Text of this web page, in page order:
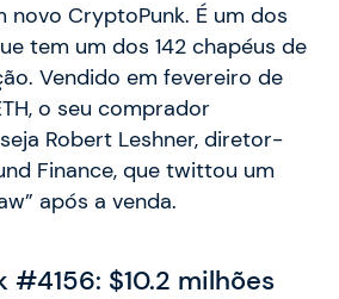
novo CryptoPunk. É um dos
tem um dos 142 chapéus de
Vendido em fevereiro de
o seu comprador
Robert Leshner, diretor-
Finance, que twittou um
após a venda.
#4156: $10.2 milhões